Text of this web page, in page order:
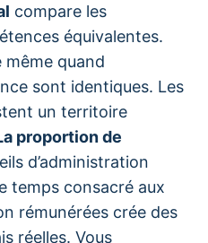
compare les
équivalentes.
quand
sont identiques. Les
un territoire
proportion de
d’administration
temps consacré aux
rémunérées crée des
réelles. Vous